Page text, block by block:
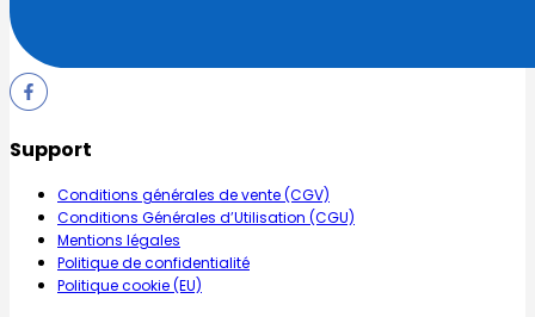
Support
Conditions générales de vente (CGV)
Conditions Générales d’Utilisation (CGU)
Mentions légales
Politique de confidentialité
Politique cookie (EU)